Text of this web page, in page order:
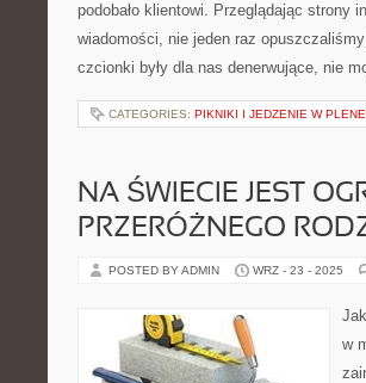
podobało klientowi. Przeglądając strony
wiadomości, nie jeden raz
czcionki były dla nas denerwujące, nie
CATEGORIES: PIKNIKI I JEDZENIE W
NA ŚWIECIE JEST
PRZERÓŻNEGO
POSTED BY ADMIN WRZ - 23 - 2025
w